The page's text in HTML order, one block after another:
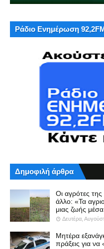
Ράδιο Ενημέρωση
Δημοφιλή άρθρα
Οι αγρότες της
άλλο: «Τα
μιας ζωής
Δευτέρα,
Μητέρα
πράξεις για να